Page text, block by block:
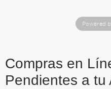
Powered
Compras en
Pendientes a tu